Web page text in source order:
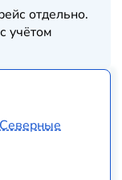
отдельно.
учётом